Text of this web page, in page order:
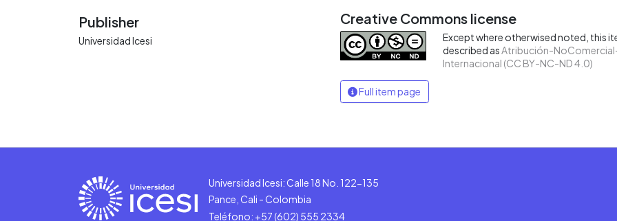
Publisher
Universidad Icesi
Creative Commons license
Except where otherwised noted, this
described as Atribución-
Internacional (CC BY-NC-ND 4.0)
Full item page
Universidad Icesi: Calle 18 No. 122-135
Pance, Cali - Colombia
Teléfono: +57 (602) 555 2334